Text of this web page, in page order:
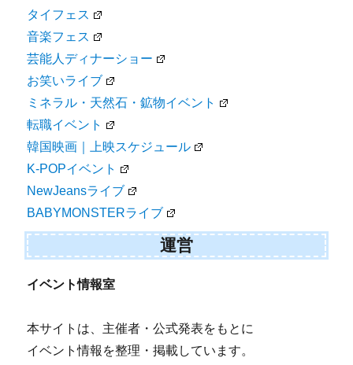
タイフェス
音楽フェス
芸能人ディナーショー
お笑いライブ
ミネラル・天然石・鉱物イベント
転職イベント
韓国映画｜上映スケジュール
K-POPイベント
NewJeansライブ
BABYMONSTERライブ
運営
イベント情報室
本サイトは、主催者・公式発表をもとに
イベント情報を整理・掲載しています。